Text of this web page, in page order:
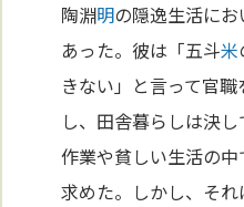
陶淵明の隠逸生活に
あった。彼は「五斗米
きない」と言って官
し、田舎暮らしは決
作業や貧しい生活の
求めた。しかし、そ